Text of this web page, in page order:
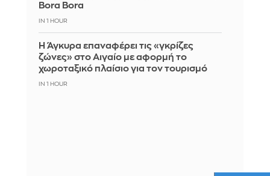
Bora Bora
IN 1 HOUR
Η Άγκυρα επαναφέρει τις «γκρίζες
ζώνες» στο Αιγαίο με αφορμή το
χωροταξικό πλαίσιο για τον τουρισμό
IN 1 HOUR